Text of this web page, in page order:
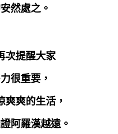
然處之。
次提醒大家
很重要，
爽爽的生活，
阿羅漢越遠。